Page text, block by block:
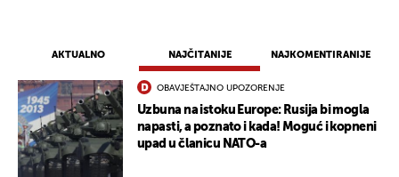
AKTUALNO NAJČITANIJE NAJKOMENTIRANIJE
OBAVJEŠTAJNO UPOZORENJE
Uzbuna na istoku Europe: Rusija bi mogla
napasti, a poznato i kada! Moguć i kopneni
upad u članicu NATO-a